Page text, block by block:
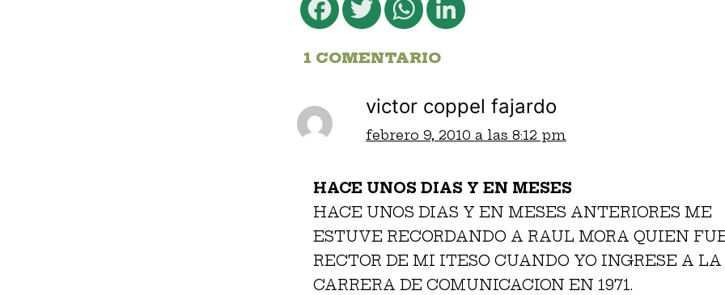
1 COMENTARIO
victor coppel fajardo
febrero 9, 2010 a las 8:12 pm
HACE UNOS DIAS Y EN MESES
HACE UNOS DIAS Y EN MESES ANTERIORES ME
ESTUVE RECORDANDO A RAUL MORA QUIEN
RECTOR DE MI ITESO CUANDO YO INGRESE A LA
CARRERA DE COMUNICACION EN 1971.